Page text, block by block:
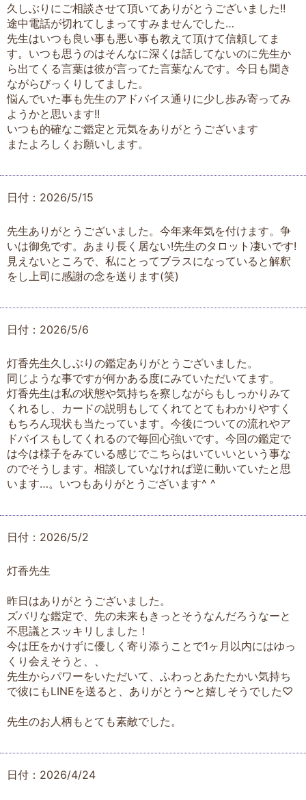
久しぶりにご相談させて頂いてありがとうございました!!
途中電話が切れてしまってすみませんでした…
先生はいつも良い事も悪い事も教えて頂けて信頼してま
す。いつも思うのはそんなに深くは話してないのに先生か
ら出てくる言葉は彼が言ってた言葉なんです。今日も聞き
ながらびっくりしてました。
悩んでいた事も先生のアドバイス通りに少し歩み寄ってみ
ようかと思います!!
いつも的確なご鑑定と元気をありがとうございます
またよろしくお願いします。
日付：2026/5/15
先生ありがとうございました。今年来年気を付けます。争
いは御免です。あまり長く居ない!先生のタロット凄いです!
見えないところで、私にとってブラスになっていると解釈
をし上司に感謝の念を送ります(笑)
日付：2026/5/6
灯香先生久しぶりの鑑定ありがとうございました。
同じような事ですが何かある度にみていただいてます。
灯香先生は私の状態や気持ちを察しながらもしっかりみて
くれるし、カードの説明もしてくれてとてもわかりやすく
もちろん現状も当たっています。今後についての流れやア
ドバイスもしてくれるので毎回心強いです。今回の鑑定で
は今は様子をみている感じでこちらはいていいという事な
のでそうします。相談していなければ逆に動いていたと思
います…。いつもありがとうございます^ ^
日付：2026/5/2
灯香先生
昨日はありがとうございました。
ズバリな鑑定で、先の未来もきっとそうなんだろうなーと
不思議とスッキリしました！
今は圧をかけずに優しく寄り添うことで1ヶ月以内にはゆっ
くり会えそうと、、
先生からパワーをいただいて、ふわっとあたたかい気持ち
で彼にもLINEを送ると、ありがとう〜と嬉しそうでした♡
先生のお人柄もとても素敵でした。
日付：2026/4/24